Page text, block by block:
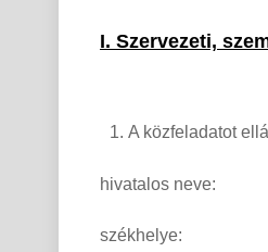
I. Szervezeti,
A közfeladatot
hivatalos neve:
székhelye: